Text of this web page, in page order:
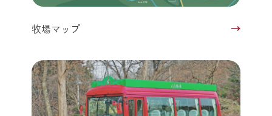
牧場マップ